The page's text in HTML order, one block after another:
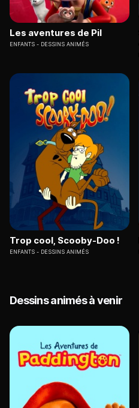
Les aventures de Pil
ENFANTS DESSINS ANIMÉS
Trop cool, Scooby-Doo !
ENFANTS DESSINS ANIMÉS
Dessins animés à venir